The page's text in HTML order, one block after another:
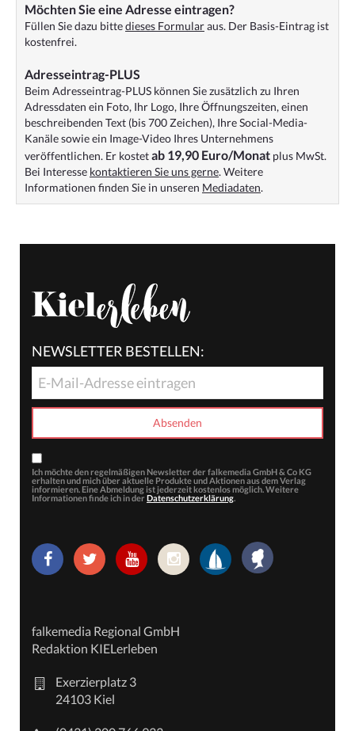
Möchten Sie eine Adresse eintragen?
Füllen Sie dazu bittedieses Formularaus. Der Basis-Eintrag ist
kostenfrei.
Adresseintrag-PLUS
Beim Adresseintrag-PLUS können Sie zusätzlich zu Ihren
Adressdaten ein Foto, Ihr Logo, Ihre Öffnungszeiten, einen
beschreibenden Text (bis 700 Zeichen), Ihre Social-Media-
Kanäle sowie ein Image-Video Ihres Unternehmens
veröffentlichen. Er kostetab 19,90 Euro/Monat plus MwSt.
Bei Interesse kontaktieren Sie uns gerne. Weitere
Informationen finden Sie in unseren Mediadaten.
NEWSLETTER BESTELLEN:
Ich möchte den regelmäßigen Newsletter der falkemedia GmbH & Co KG
erhalten und mich über aktuelle Produkte und Aktionen aus dem Verlag
informieren. Eine Abmeldung ist jederzeit kostenlos möglich. Weitere
Informationen finde ich in der Datenschutzerklärung.
falkemedia Regional GmbH
Redaktion KIELerleben
Exerzierplatz 3
24103 Kiel